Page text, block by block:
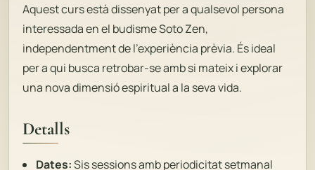
Aquest curs està dissenyat per a qualsevol persona
interessada en el budisme Soto Zen,
independentment de l'experiència prèvia. És ideal
per a qui busca retrobar-se amb si mateix i explorar
una nova dimensió espiritual a la seva vida.
Detalls
Dates:Sis sessions amb periodicitat setmanal